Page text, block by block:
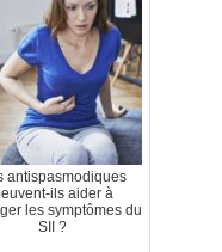
antispasmodiques
ils aider à
les symptômes du
SII ?